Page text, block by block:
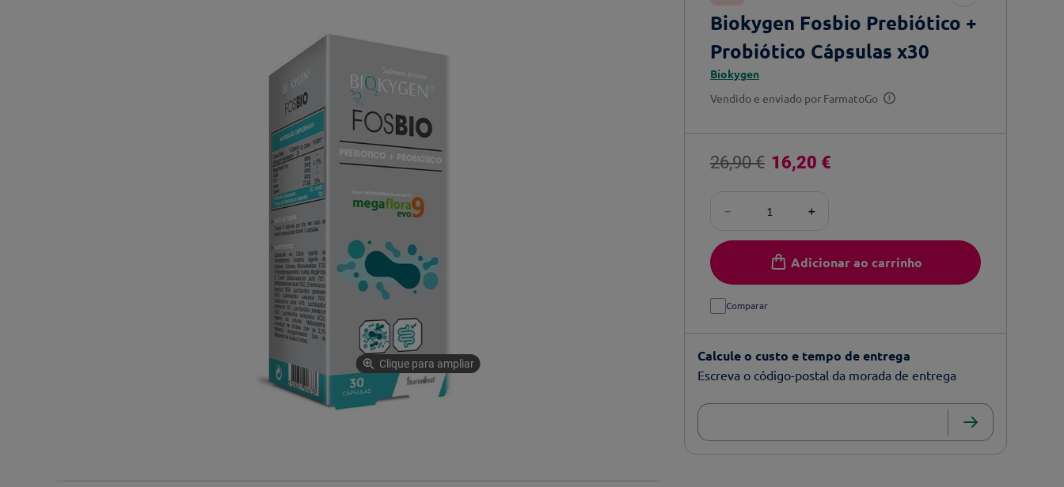
Clique para ampliar
Biokygen Fosbio Prebiótico +
Probiótico Cápsulas x30
Biokygen
Vendido e enviado por FarmatoGo
26,90 € 16,20 €
＋
－
Adicionar ao carrinho
Comparar
Calcule o custo e tempo de entrega
Escreva o código-postal da morada de entrega